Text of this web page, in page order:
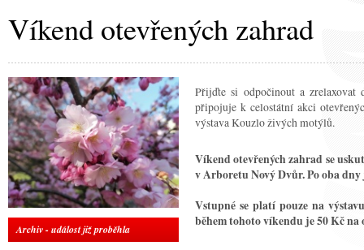
Víkend otevřených zahrad
Archiv - událost již proběhla
Přijďte si odpočinout a zrelaxovat
připojuje k celostátní akci
výstava Kouzlo živých motýlů.
Víkend otevřených zahrad se
v Arboretu Nový Dvůr. Po oba
Vstupné se platí pouze na
během tohoto víkendu je 50 Kč na